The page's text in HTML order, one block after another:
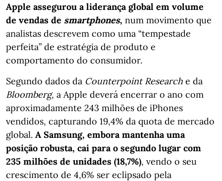
Apple assegurou a liderança global em volume
de vendas de smartphones, num movimento que
analistas descrevem como uma “tempestade
perfeita” de estratégia de produto e
comportamento do consumidor.
Segundo dados da Counterpoint Research e da
Bloomberg, a Apple deverá encerrar o ano com
aproximadamente 243 milhões de iPhones
vendidos, capturando 19,4% da quota de mercado
global. A Samsung, embora mantenha uma
posição robusta, cai para o segundo lugar com
235 milhões de unidades (18,7%), vendo o seu
crescimento de 4,6% ser eclipsado pela